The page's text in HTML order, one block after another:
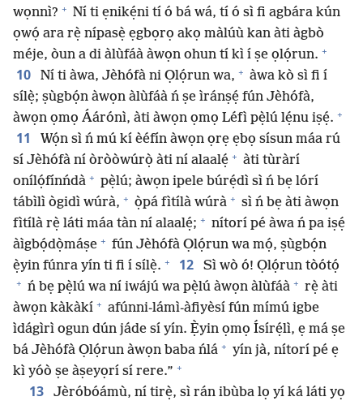
wọnnì? + Ní ti ẹnikẹ́ni tí ó bá wá, tí ó sì fi agbára kún
ọwọ́ ara rẹ̀ nípasẹ̀ ẹgbọrọ akọ màlúù kan àti àgbò
méje, òun a di àlùfáà àwọn ohun tí kì í ṣe ọlọ́run. +
10 Ní ti àwa, Jèhófà ni Ọlọ́run wa, + àwa kò sì fi í
sílẹ̀; ṣùgbọ́n àwọn àlùfáà ń ṣe ìránṣẹ́ fún Jèhófà,
àwọn ọmọ Áárónì, àti àwọn ọmọ Léfì pẹ̀lú lẹ́nu iṣẹ́. +
11
Wọ́n sì ń mú kí èéfín àwọn ọrẹ ẹbọ sísun máa rú
sí Jèhófà ní òròòwúrọ̀ àti ní alaalẹ́ + àti tùràrí
onílọ́fínńdà + pẹ̀lú; àwọn ipele búrẹ́dì sì ń bẹ lórí
tábìlì ògidì wúrà, + ọ̀pá fìtílà wúrà + sì ń bẹ àti àwọn
fìtílà rẹ̀ láti máa tàn ní alaalẹ́; + nítorí pé àwa ń pa iṣẹ́
àìgbọ́dọ̀máṣe + fún Jèhófà Ọlọ́run wa mọ́, ṣùgbọ́n
ẹ̀yin fúnra yín ti fi í sílẹ̀. + 12 Sì wò ó! Ọlọ́run tòótọ́
+ ń bẹ pẹ̀lú wa ní iwájú wa pẹ̀lú àwọn àlùfáà + rẹ̀ àti
àwọn kàkàkí + afúnni-lámì-àfiyèsí fún mímú igbe
ìdágìrì ogun dún jáde sí yín. Ẹ̀yin ọmọ Ísírẹ́lì, ẹ má ṣe
bá Jèhófà Ọlọ́run àwọn baba ńlá + yín jà, nítorí pé ẹ
kì yóò ṣe àṣeyọrí sí rere.” +
13
Jèróbóámù, ní tirẹ̀, sì rán ibùba lọ yí ká láti yọ